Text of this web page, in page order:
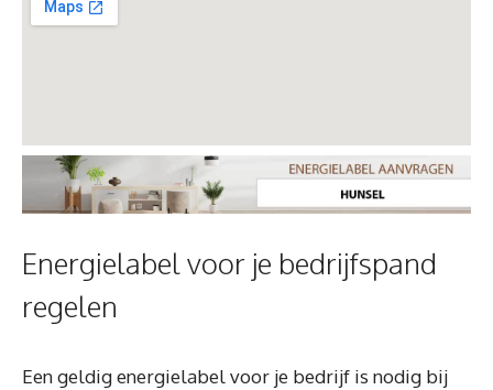
Energielabel voor je bedrijfspand
regelen
Een geldig energielabel voor je bedrijf is nodig bij